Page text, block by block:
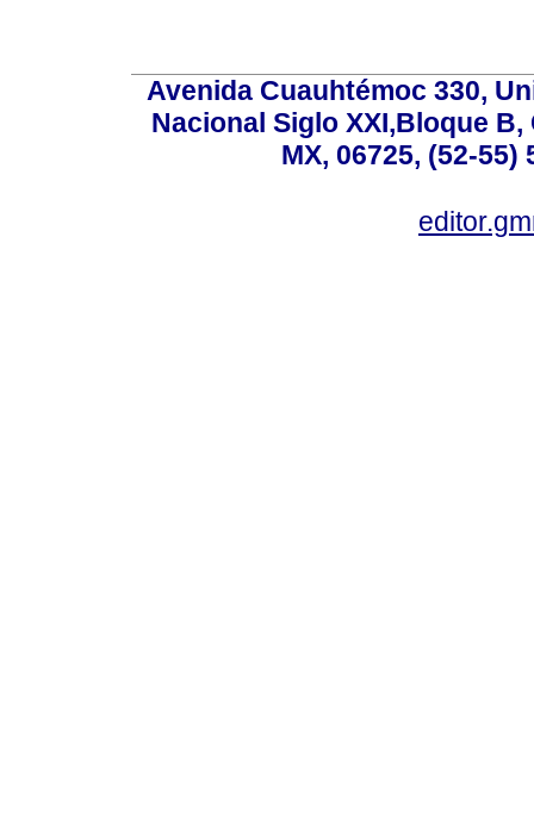
Avenida Cuauhtémoc 330,
Nacional Siglo XXI,Bloque
MX, 06725, (52-55)